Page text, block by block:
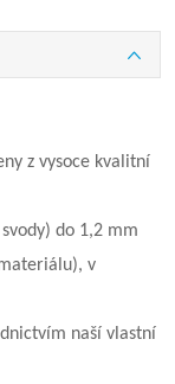
z vysoce kvalitní
do 1,2 mm
v
naší vlastní